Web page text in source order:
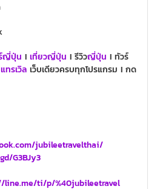
ญี่ปุ่น I เที่ยวญี่ปุ่น I รีวิวญี่ปุ่น I ทัวร์
ทรเวิล เว็บเดียวครบทุกโปรแกรม I กด
jubileetravelthai/
G3BJy3
line.me/ti/p/%40jubileetravel